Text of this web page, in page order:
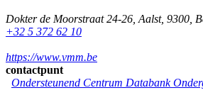
Dokter de Moorstraat 24-26 Aalst, 9300
+32 5 372 62 10
https://www.vmm.be
contactpunt
Ondersteunend Centrum Databank